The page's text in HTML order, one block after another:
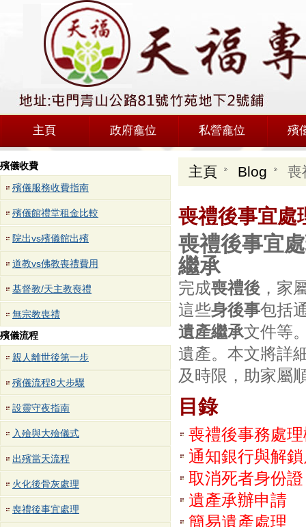
主頁 政府龕位 私營龕位 殯
殯儀收費
殯儀服務收費指南
殯儀館禮堂租金比較
院出vs殯儀館出殯
道教vs佛教喪禮費用
基督教/天主教喪禮
無宗教喪禮
殯儀流程
親人離世後第一步
殯儀流程8大步驟
設靈守夜指南
入殮與大殮儀式
出殯當天流程
火化後骨灰處理
喪禮後事宜處理
主頁 Blog 喪
喪禮後事宜處
喪禮後事宜
繼承
完成喪禮後 ，家
這些身後事包括
遺產繼承文件等
遺產。本文將詳
及時限，助家屬
目錄
喪禮後事務處
通知銀行與解
取消死者身份證
遺產承辦申請
簡易遺產處理